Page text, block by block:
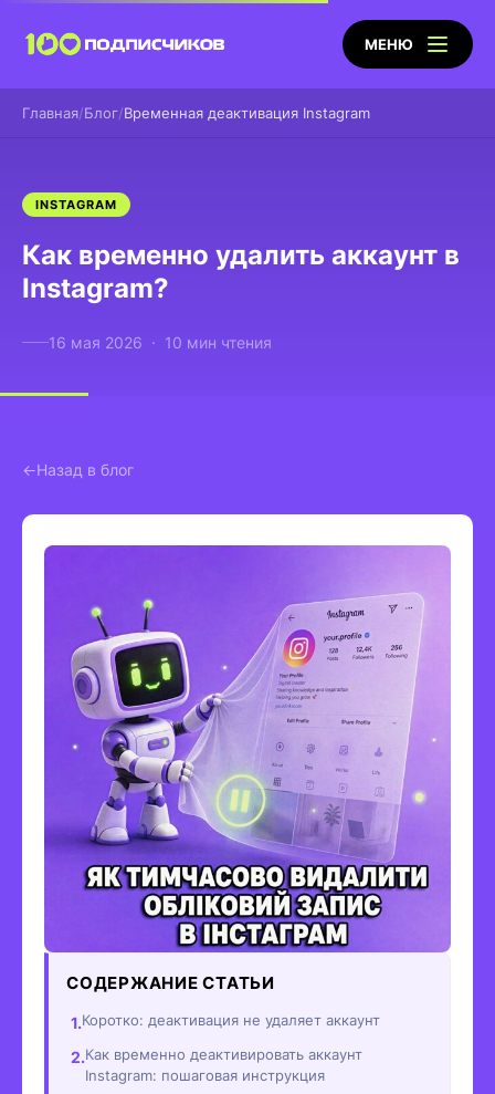
МЕНЮ
Главная Блог Временная деактивация Instagram
INSTAGRAM
Как временно удалить аккаунт в
Instagram?
16 мая 2026 · 10 мин чтения
Назад в блог
СОДЕРЖАНИЕ СТАТЬИ
Коротко: деактивация не удаляет аккаунт
Как временно деактивировать аккаунт
Instagram: пошаговая инструкция